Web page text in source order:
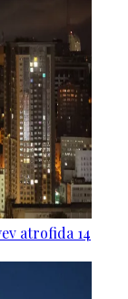
atrofida 14